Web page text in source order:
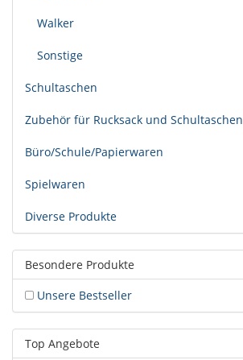
Walker
Sonstige
Schultaschen
Zubehör für Rucksack und Schultaschen
Büro/Schule/Papierwaren
Spielwaren
Diverse Produkte
Besondere Produkte
Unsere Bestseller
Top Angebote